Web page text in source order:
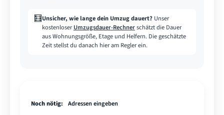
🧮Unsicher, wie lange dein Umzug dauert? Unser
kostenloserUmzugsdauer-Rechnerschätzt die Dauer
aus Wohnungsgröße, Etage und Helfern. Die geschätzte
Zeit stellst du danach hier am Regler ein.
Noch nötig: Adressen eingeben